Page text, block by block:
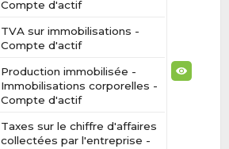
Compte d'actif
TVA sur immobilisations -
Compte d'actif
Production immobilisée -
Immobilisations corporelles -
Compte d'actif
Taxes sur le chiffre d'affaires
collectées par l'entreprise -